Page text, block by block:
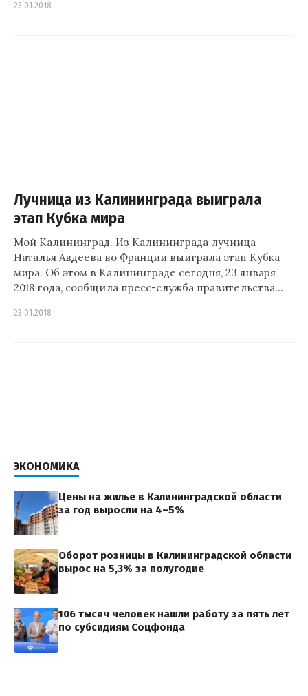
23.01.2018
Лучница из Калининграда выиграла
этап Кубка мира
Мой Калининград. Из Калининграда лучница
Наталья Авдеева во Франции выиграла этап Кубка
мира. Об этом в Калининграде сегодня, 23 января
2018 года, сообщила пресс-служба правительства…
23.01.2018
ЭКОНОМИКА
Цены на жилье в Калининградской области
за год выросли на 4–5%
Оборот розницы в Калининградской области
вырос на 5,3% за полугодие
106 тысяч человек нашли работу за пять лет
по субсидиям Соцфонда